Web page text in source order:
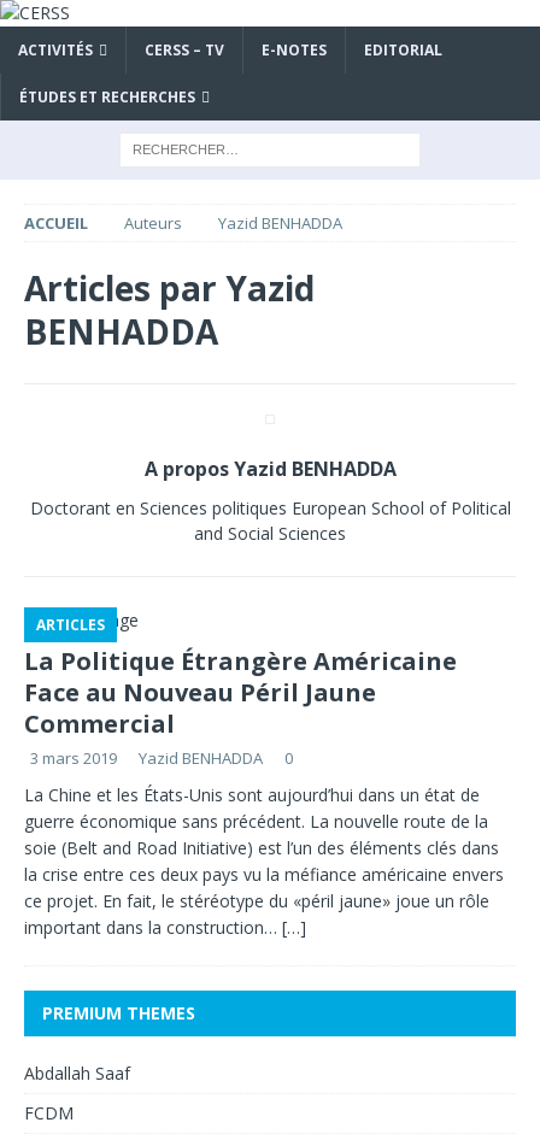
ACTIVITÉS CERSS – TV E-NOTES EDITORIAL
ÉTUDES ET RECHERCHES
ACCUEIL Auteurs Yazid BENHADDA
Articles par Yazid
BENHADDA
A propos Yazid BENHADDA
Doctorant en Sciences politiques European School of Political
and Social Sciences
ARTICLES
La Politique Étrangère Américaine
Face au Nouveau Péril Jaune
Commercial
3 mars 2019 Yazid BENHADDA 0
La Chine et les États-Unis sont aujourd’hui dans un état de
guerre économique sans précédent. La nouvelle route de la
soie (Belt and Road Initiative) est l’un des éléments clés dans
la crise entre ces deux pays vu la méfiance américaine envers
ce projet. En fait, le stéréotype du «péril jaune» joue un rôle
important dans la construction… […]
PREMIUM THEMES
Abdallah Saaf
FCDM